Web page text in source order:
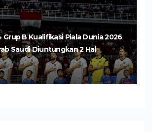
Grup B Kualifikasi Piala Dunia 2026
Saudi Diuntungkan 2 Hal